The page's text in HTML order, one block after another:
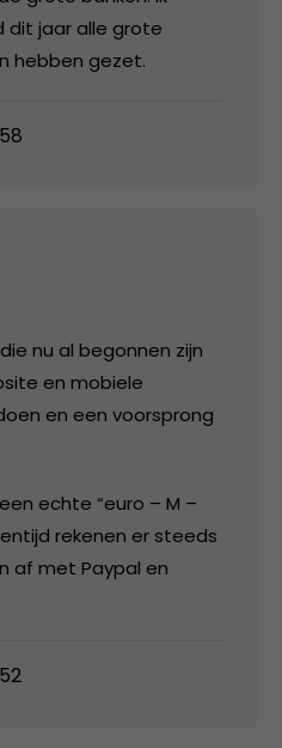
dit jaar alle grote
hebben gezet.
nu al begonnen zijn
en mobiele
en een voorsprong
echte “euro – M –
rekenen er steeds
af met Paypal en